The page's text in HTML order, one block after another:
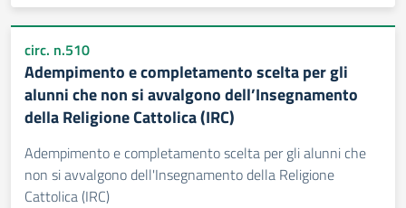
circ. n.510
Adempimento e completamento scelta per gli
alunni che non si avvalgono dell’Insegnamento
della Religione Cattolica (IRC)
Adempimento e completamento scelta per gli alunni che
non si avvalgono dell'Insegnamento della Religione
Cattolica (IRC)